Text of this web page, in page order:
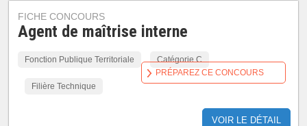
FICHE CONCOURS
Agent de maîtrise interne
Fonction Publique Territoriale Catégorie C
Filière Technique
VOIR LE DÉTAIL
PRÉPAREZ CE CONCOURS